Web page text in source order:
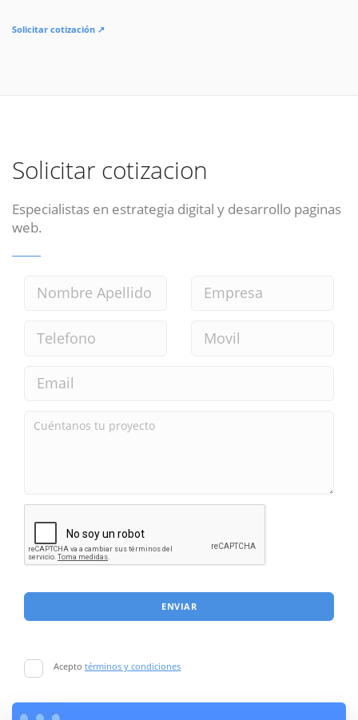
Solicitar cotización ↗
Solicitar cotizacion
Especialistas en estrategia digital y desarrollo paginas
web.
ENVIAR
Acepto términos y condiciones